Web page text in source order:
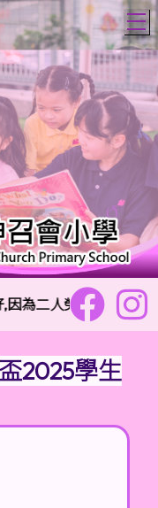
為二人勞碌同得美好
2025學生